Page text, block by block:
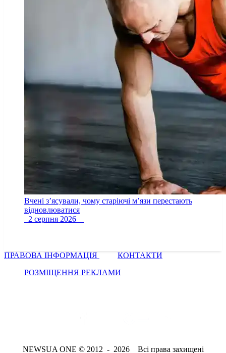
Вчені з’ясували, чому старіючі м’язи перестають
відновлюватися
2 серпня 2026
ПРАВОВА ІНФОРМАЦІЯ
КОНТАКТИ
РОЗМІЩЕННЯ РЕКЛАМИ
NEWSUA ONE © 2012 - 2026 Всі права захищені